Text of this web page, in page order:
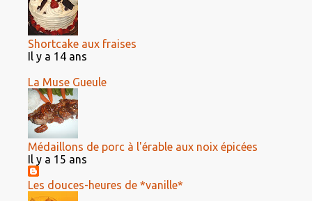
Shortcake aux fraises
Il y a 14 ans
La Muse Gueule
Médaillons de porc à l'érable aux noix épicées
Il y a 15 ans
Les douces-heures de *vanille*